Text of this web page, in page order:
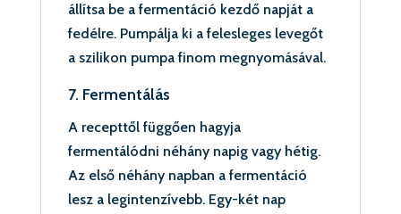
állítsa be a fermentáció kezdő napját a
fedélre. Pumpálja ki a felesleges levegőt
a szilikon pumpa finom megnyomásával.
7. Fermentálás
A recepttől függően hagyja
fermentálódni néhány napig vagy hétig.
Az első néhány napban a fermentáció
lesz a legintenzívebb. Egy-két nap